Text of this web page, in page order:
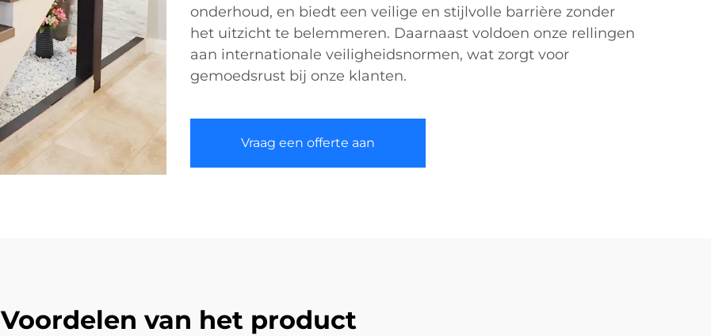
onderhoud, en biedt een veilige en stijlvolle barrière zonder
het uitzicht te belemmeren. Daarnaast voldoen onze rellingen
aan internationale veiligheidsnormen, wat zorgt voor
gemoedsrust bij onze klanten.
Vraag een offerte aan
Voordelen van het product